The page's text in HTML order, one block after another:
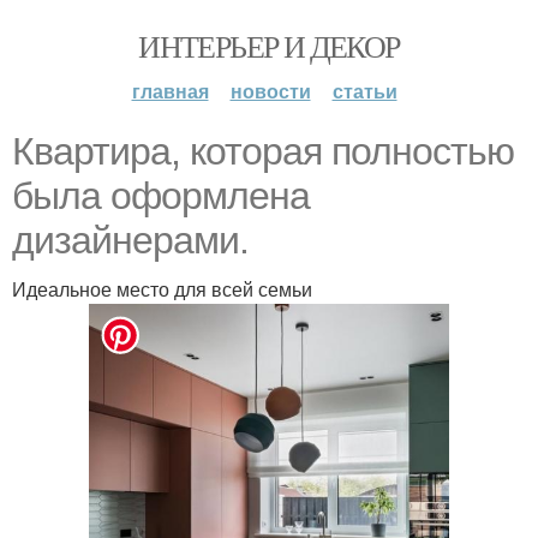
ИНТЕРЬЕР И ДЕКОР
главная новости статьи
Квартира, которая полностью
была оформлена
дизайнерами.
Идеальное место для всей семьи